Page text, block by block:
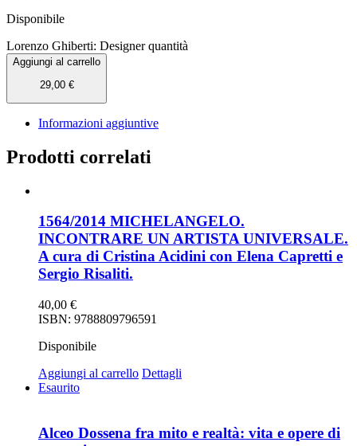
Disponibile
Lorenzo Ghiberti: Designer quantità
Aggiungi al carrello
29,00 €
Informazioni aggiuntive
Prodotti correlati
1564/2014 MICHELANGELO.
INCONTRARE UN ARTISTA UNIVERSALE.
A cura di Cristina Acidini con Elena Capretti e
Sergio Risaliti.
40,00 €
ISBN: 9788809796591
Disponibile
Aggiungi al carrello Dettagli
Esaurito
Alceo Dossena fra mito e realtà: vita e opere di